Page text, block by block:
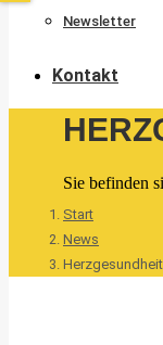
Newsletter
Kontakt
Sie befinden
Start
News